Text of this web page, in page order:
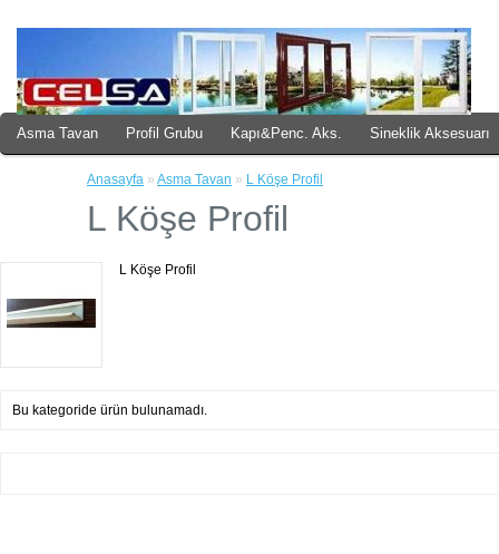
Asma Tavan Profil Grubu Kapı&Penc. Aks. Sineklik Aksesuarı
Anasayfa » Asma Tavan » L Köşe Profil
L Köşe Profil
L Köşe Profil
Bu kategoride ürün bulunamadı.